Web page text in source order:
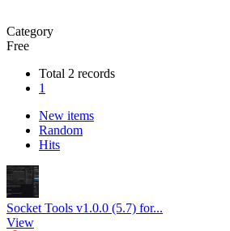
Category
Free
Total 2 records
1
New items
Random
Hits
Socket Tools v1.0.0 (5.7) for...
View